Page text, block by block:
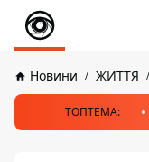
Новини ЖИТТЯ
ТОПТЕМА: